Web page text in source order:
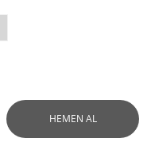
HEMEN AL